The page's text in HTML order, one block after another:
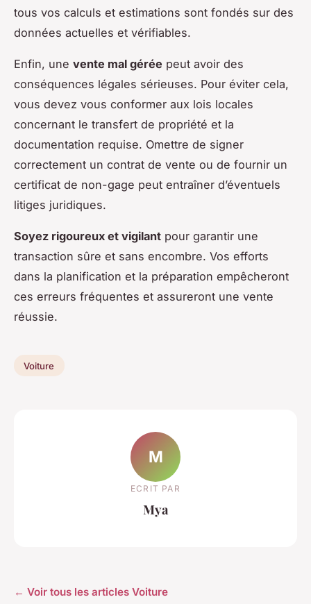
tous vos calculs et estimations sont fondés sur des
données actuelles et vérifiables.
Enfin, une vente mal gérée peut avoir des
conséquences légales sérieuses. Pour éviter cela,
vous devez vous conformer aux lois locales
concernant le transfert de propriété et la
documentation requise. Omettre de signer
correctement un contrat de vente ou de fournir un
certificat de non-gage peut entraîner d’éventuels
litiges juridiques.
Soyez rigoureux et vigilant pour garantir une
transaction sûre et sans encombre. Vos efforts
dans la planification et la préparation empêcheront
ces erreurs fréquentes et assureront une vente
réussie.
Voiture
M
ECRIT PAR
Mya
← Voir tous les articles Voiture